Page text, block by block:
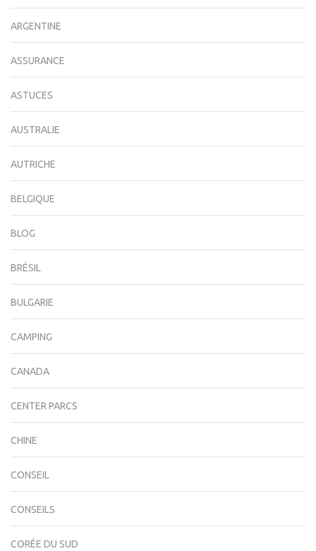
ARGENTINE
ASSURANCE
ASTUCES
AUSTRALIE
AUTRICHE
BELGIQUE
BLOG
BRÉSIL
BULGARIE
CAMPING
CANADA
CENTER PARCS
CHINE
CONSEIL
CONSEILS
CORÉE DU SUD